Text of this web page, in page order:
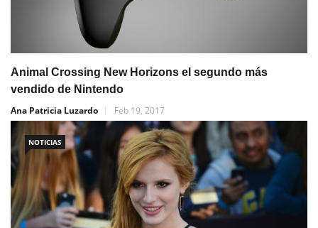
Animal Crossing New Horizons el segundo más
vendido de Nintendo
Ana Patricia Luzardo
Feb 19, 2017
NOTICIAS